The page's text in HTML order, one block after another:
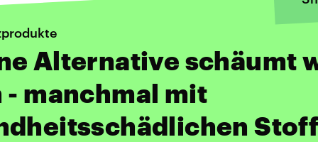
Alternative schäumt
manchmal mit